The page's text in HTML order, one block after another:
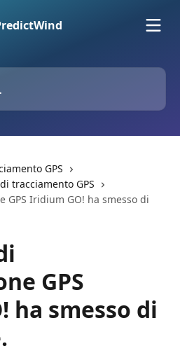
GPS
tracciamento GPS
GPS Iridium GO! ha smesso di
GPS
ha smesso di